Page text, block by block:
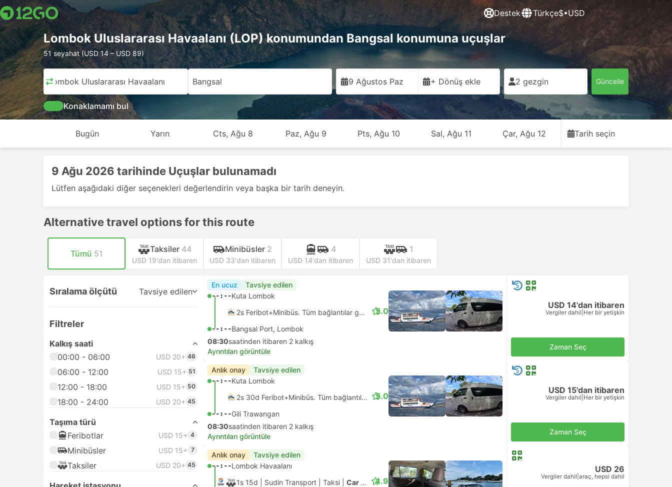
Destek Türkçe$•USD
Lombok Uluslararası Havaalanı (LOP) konumundan Bangsal konumuna uçuşlar
51 seyahat (USD 14 – USD 89)
Lombok Uluslararası Havaalanı Bangsal 9 Ağustos Paz + Dönüş ekle 2 gezgin Güncelle
Konaklamamı bul
Bugün Yarın Cts, Ağu 8 Paz, Ağu 9 Pts, Ağu 10 Sal, Ağu 11 Çar, Ağu 12 Tarih seçin
9 Ağu 2026 tarihinde Uçuşlar bulunamadı
Lütfen aşağıdaki diğer seçenekleri değerlendirin veya başka bir tarih deneyin.
Alternative travel options for this route
Tümü 51 Taksiler 44
USD 19'dan itibaren
Minibüsler 2
USD 33'dan itibaren
4
USD 14'dan itibaren
1
USD 31'dan itibaren
Sıralama ölçütü Tavsiye edilen
Filtreler
Kalkış saati
00:00 - 06:00
USD 20+ 46
06:00 - 12:00 USD 15+ 51
12:00 - 18:00 USD 15+ 50
18:00 - 24:00 USD 20+ 45
Taşıma türü
Feribotlar
USD 15+ 4
Minibüsler USD 15+ 7
Taksiler USD 20+ 45
En ucuz Tavsiye edilen
--:--Kuta Lombok
2s Feribot+Minibüs. Tüm bağlantılar garantili
--:--Bangsal Port, Lombok
5.0
08:30saatinden itibaren 2 kalkış
Ayrıntıları görüntüle
USD 14'dan itibaren
Vergiler dahil Her bir yetişkin
Zaman Seç
Anlık onay Tavsiye edilen
--:--Kuta Lombok
2s 30d Feribot+Minibüs. Tüm bağlantılar garantili
--:--Gili Trawangan
5.0
08:30saatinden itibaren 2 kalkış
Ayrıntıları görüntüle
USD 15'dan itibaren
Vergiler dahil Her bir yetişkin
Zaman Seç
Anlık onay Tavsiye edilen
--:--Lombok Havaalanı
1s 15d | Sudin Transport Taksi Car 4pax 4.9
USD 26
Vergiler dahil araç, hepsi dahil